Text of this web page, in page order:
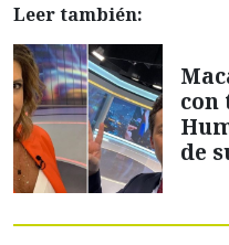
Leer también:
con
de